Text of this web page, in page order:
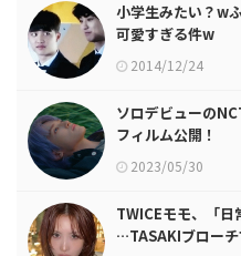
小学生みたい？w
可愛すぎる件w
2014/12/24
ソロデビューの
フィルム公開！
2023/05/30
TWICEモモ、「日
…TASAKIブロー